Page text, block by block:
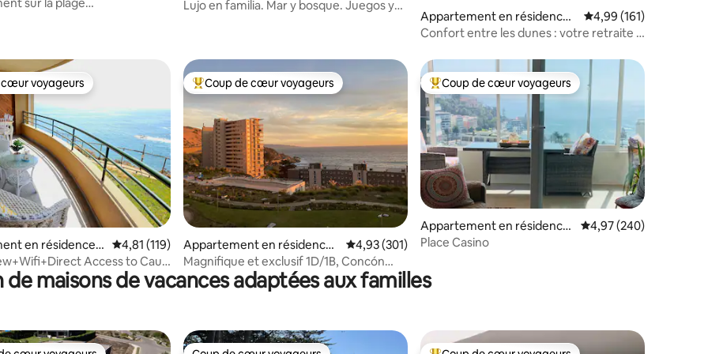
Puchuncaví
Lujo en familia. Mar y bosque. Juegos y
Appartement en résidence ⋅
Concón
Évaluation moyenne
4,99 (161)
Confort entre les dunes : votre retraite à
base de 109 commentaires : 4,82 sur 5
cœur voyageurs
voyageurs
en résidence ⋅
Évaluation moyenne sur la base de 119 commentaires : 4,81 sur 5
4,81 (119)
Access to Cau
Coups de cœur voyageurs les plus appréciés
Coup de cœur voyageurs
Appartement en résidence ⋅
Concón
Évaluation moyenne sur la base de 301 commentaires : 4,93 sur 5
4,93 (301)
Magnifique et exclusif 1D/1B, Concón
Vue sur la mer
Coups de cœur voyageurs les plus appréciés
Coup de cœur voyageurs
Appartement en résidence
⋅ Viña del Mar
Évaluation moyenne
4,97 (240)
Place Casino
de maisons de vacances adaptées aux familles